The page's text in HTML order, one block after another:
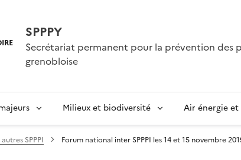
SPPPY
Secrétariat permanent pour la prévention des
grenobloise
Milieux et biodiversité Air énergie
autres SPPPI Forum national inter SPPPI les 14 et 15 novembre